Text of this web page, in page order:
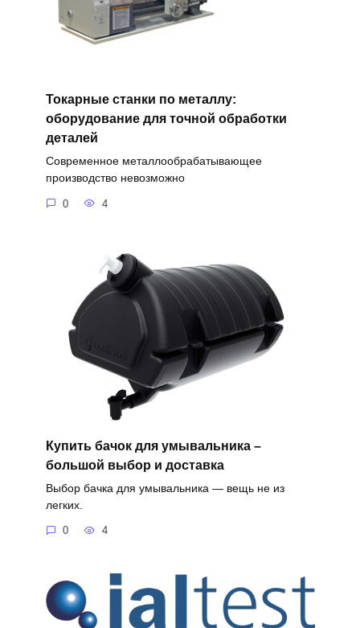
Токарные станки по металлу:
оборудование для точной обработки
деталей
Современное металлообрабатывающее
производство невозможно
0 4
Купить бачок для умывальника –
большой выбор и доставка
Выбор бачка для умывальника — вещь не из
легких.
0 4